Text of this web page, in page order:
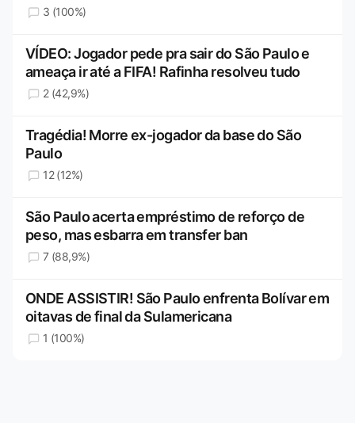
3 (100%)
VÍDEO: Jogador pede pra sair do São Paulo e
ameaça ir até a FIFA! Rafinha resolveu tudo
2 (42,9%)
Tragédia! Morre ex-jogador da base do São
Paulo
12 (12%)
São Paulo acerta empréstimo de reforço de
peso, mas esbarra em transfer ban
7 (88,9%)
ONDE ASSISTIR! São Paulo enfrenta Bolívar em
oitavas de final da Sulamericana
1 (100%)